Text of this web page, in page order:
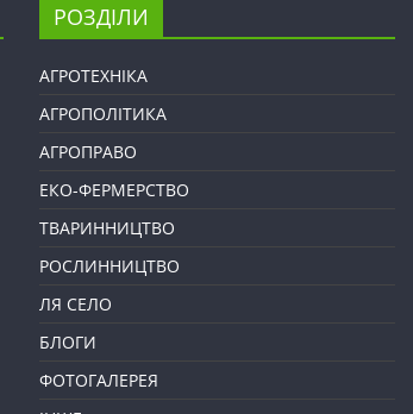
РОЗДІЛИ
АГРОТЕХНІКА
АГРОПОЛІТИКА
АГРОПРАВО
ЕКО-ФЕРМЕРСТВО
ТВАРИННИЦТВО
РОСЛИННИЦТВО
ЛЯ СЕЛО
БЛОГИ
ФОТОГАЛЕРЕЯ